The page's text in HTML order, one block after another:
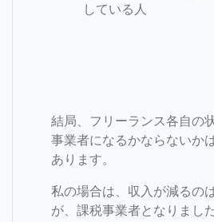
している人
結局、フリーランス各自の
事業者になるかならないか
あります。
私の場合は、収入が減るの
が、課税事業者となりました